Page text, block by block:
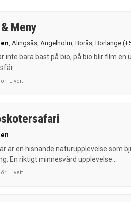
Meny
, Alingsås, Ängelholm, Borås, Borlänge
inte bara bäst på bio, på bio blir film
Liveit
är en hisnande naturupplevelse som
En riktigt minnesvärd upplevelse...
Liveit